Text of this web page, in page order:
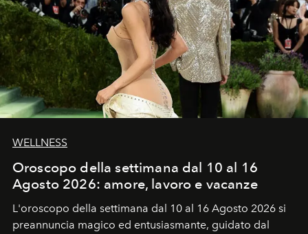
WELLNESS
Oroscopo della settimana dal 10 al 16
Agosto 2026: amore, lavoro e vacanze
L'oroscopo della settimana dal 10 al 16 Agosto 2026 si
preannuncia magico ed entusiasmante, guidato dal